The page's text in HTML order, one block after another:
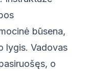
būsena,
lygis. Vadovas
o